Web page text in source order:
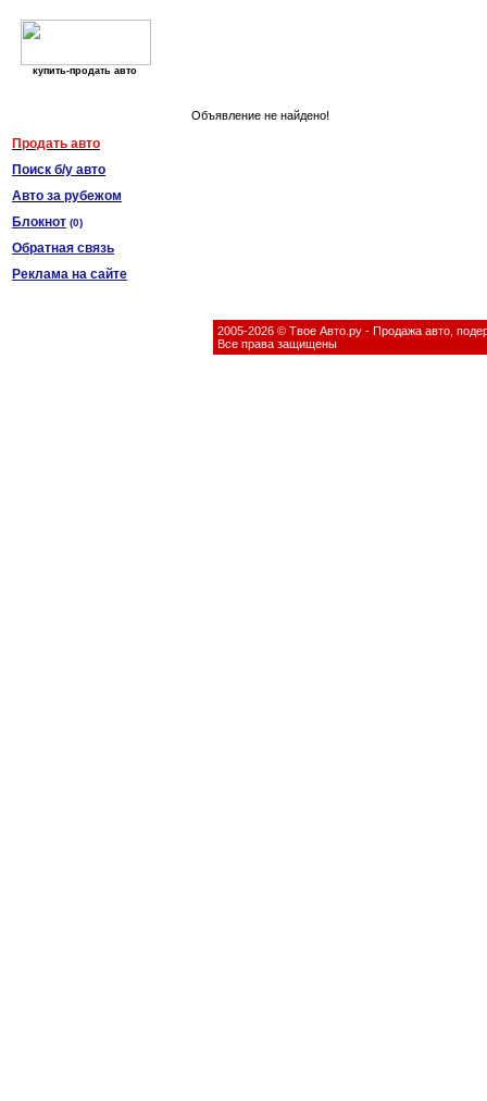
купить-продать авто
Продать авто
Поиск б/у авто
Авто за рубежом
Блокнот (0)
Обратная связь
Реклама на сайте
Объявление не найдено!
2005-2026 © Твое Авто.ру - Продажа авто,
Все права защищены